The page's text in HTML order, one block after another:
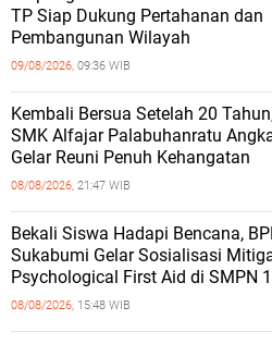
TP Siap Dukung Pertahanan dan
Pembangunan Wilayah
09/08/2026, 09:36 WIB
Kembali Bersua Setelah 20
SMK Alfajar Palabuhanratu
Gelar Reuni Penuh Kehangatan
08/08/2026, 21:47 WIB
Bekali Siswa Hadapi Bencana,
Sukabumi Gelar Sosialisasi
Psychological First Aid di SMPN
08/08/2026, 15:48 WIB